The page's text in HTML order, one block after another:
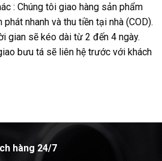
: Chúng tôi giao hàng sản phẩm
phát nhanh và thu tiền tại nhà (COD).
gian sẽ kéo dài từ 2 đến 4 ngày.
bưu tá sẽ liên hệ trước với khách
hàng 24/7